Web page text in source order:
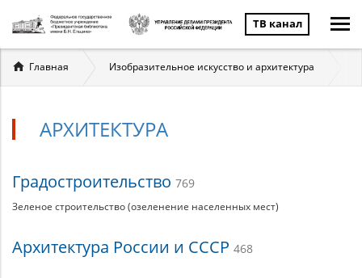
ТВ канал
Вы
здесь
Главная Изобразительное искусство и архитектура
АРХИТЕКТУРА
Архитектура
Градостроительство 769
Зеленое строительство (озеленение населенных мест)
Архитектура России и СССР 468